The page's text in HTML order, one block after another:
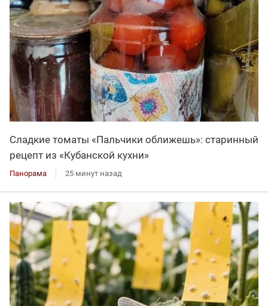
Сладкие томаты «Пальчики оближешь»: старинный
рецепт из «Кубанской кухни»
Панорама 25 минут назад